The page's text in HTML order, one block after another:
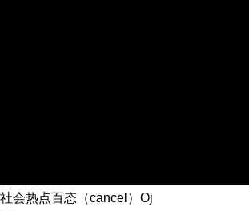
社会热点百态（cancel）Oj